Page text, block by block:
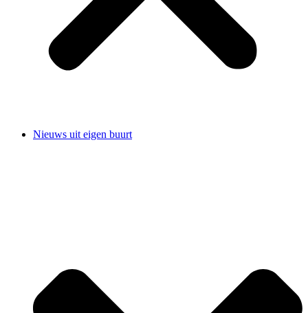
Nieuws uit eigen buurt